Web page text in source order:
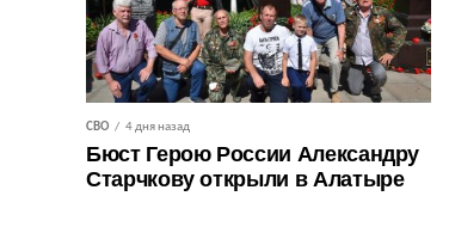
СВО 4 дня назад
Бюст Герою России Александру
Старчкову открыли в Алатыре